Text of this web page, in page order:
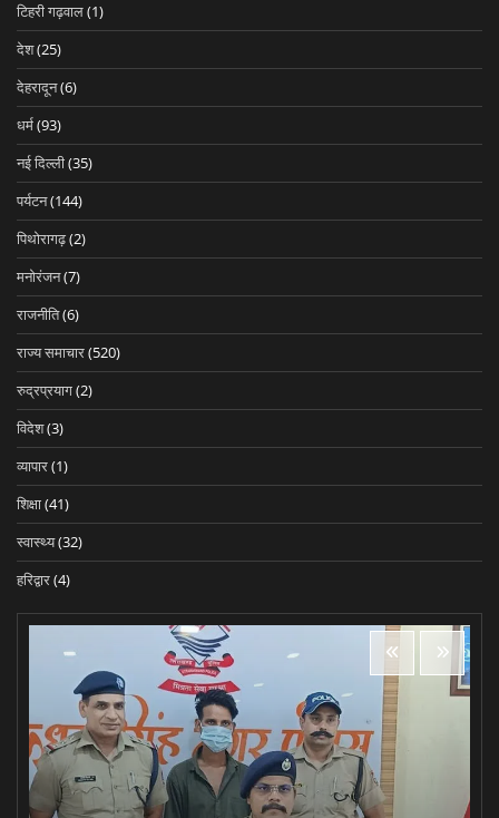
टिहरी गढ़वाल(1)
देश(25)
देहरादून(6)
धर्म(93)
नई दिल्ली(35)
पर्यटन(144)
पिथोरागढ़(2)
मनोरंजन(7)
राजनीति(6)
राज्य समाचार(520)
रुद्रप्रयाग(2)
विदेश(3)
व्यापार(1)
शिक्षा(41)
स्वास्थ्य(32)
हरिद्वार(4)